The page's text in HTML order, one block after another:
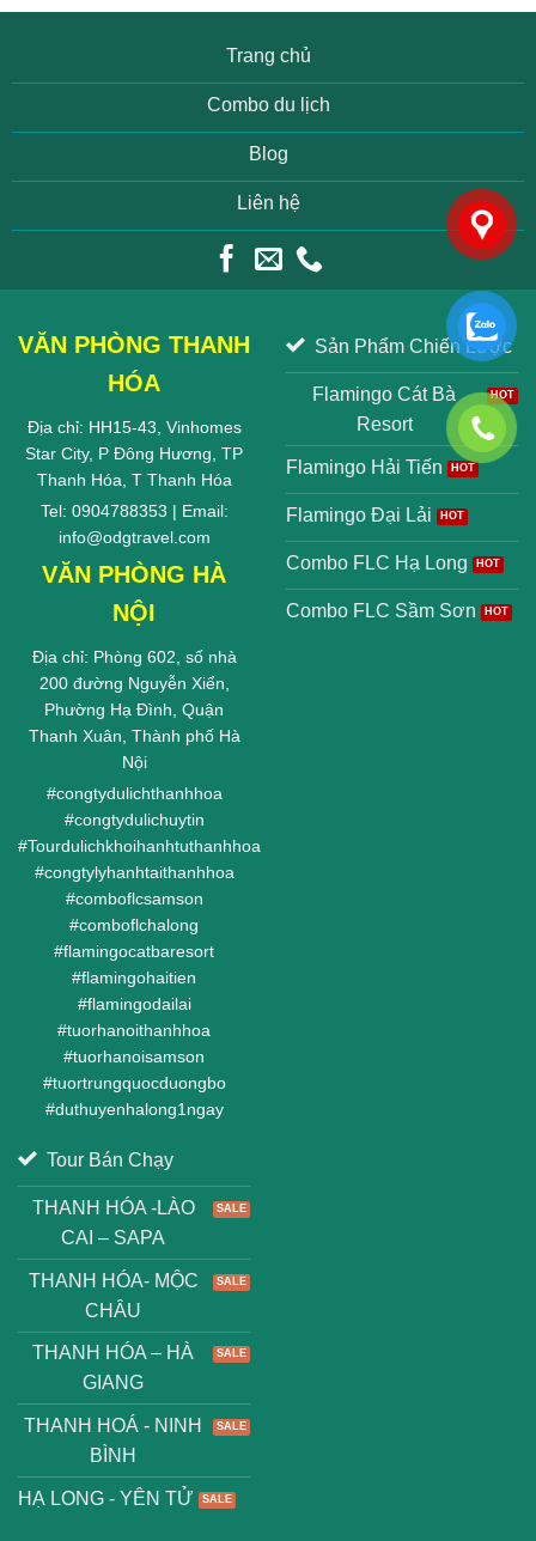
Trang chủ
Combo du lịch
Blog
Liên hệ
VĂN PHÒNG THANH
HÓA
Địa chỉ: HH15-43, Vinhomes
Star City, P Đông Hương, TP
Thanh Hóa, T Thanh Hóa
Tel: 0904788353 | Email:
info@odgtravel.com
VĂN PHÒNG HÀ
NỘI
Địa chỉ: Phòng 602, số nhà
200 đường Nguyễn Xiển,
Phường Hạ Đình, Quận
Thanh Xuân, Thành phố Hà
Nội
#congtydulichthanhhoa
#congtydulichuytin
#Tourdulichkhoihanhtuthanhhoa
#congtylyhanhtaithanhhoa
#comboflcsamson
#comboflchalong
#flamingocatbaresort
#flamingohaitien
#flamingodailai
#tuorhanoithanhhoa
#tuorhanoisamson
#tuortrungquocduongbo
#duthuyenhalong1ngay
Sản Phẩm Chiến Lược
Flamingo Cát Bà
Resort
Flamingo Hải Tiến
Flamingo Đại Lải
Combo FLC Hạ Long
Combo FLC Sầm Sơn
Tour Bán Chạy
THANH HÓA -LÀO
CAI – SAPA
THANH HÓA- MỘC
CHÂU
THANH HÓA – HÀ
GIANG
THANH HOÁ - NINH
BÌNH
HẠ LONG - YÊN TỬ